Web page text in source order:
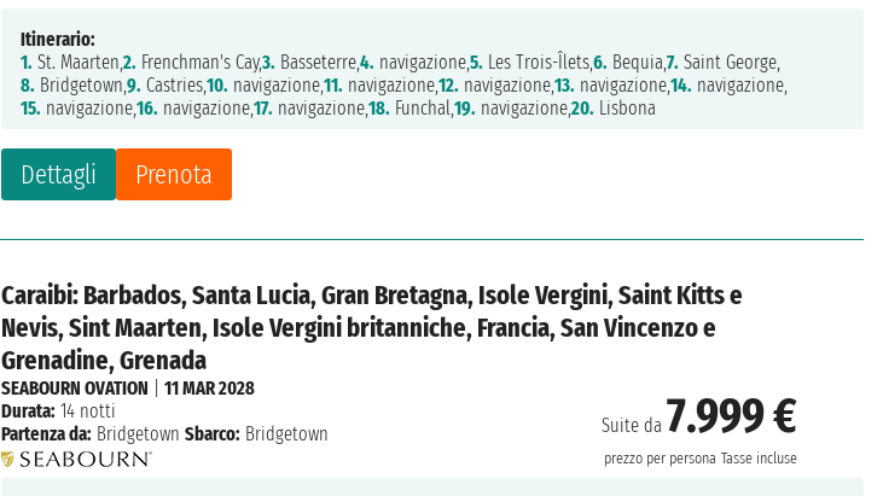
Dettagli Prenota
Itinerario:
1. St. Maarten,2. Frenchman's Cay,3. Basseterre,4. navigazione,5. Les Trois-Îlets,6. Bequia,7. Saint George,
8. Bridgetown,9. Castries,10. navigazione,11. navigazione,12. navigazione,13. navigazione,14. navigazione,
15. navigazione,16. navigazione,17. navigazione,18. Funchal,19. navigazione,20. Lisbona
Caraibi: Barbados, Santa Lucia, Gran Bretagna, Isole Vergini, Saint Kitts e
Nevis, Sint Maarten, Isole Vergini britanniche, Francia, San Vincenzo e
Grenadine, Grenada
Suite da 7.999 €
prezzo per persona Tasse incluse
SEABOURN OVATION |11 MAR 2028
Durata: 14 notti
Partenza da: Bridgetown Sbarco: Bridgetown